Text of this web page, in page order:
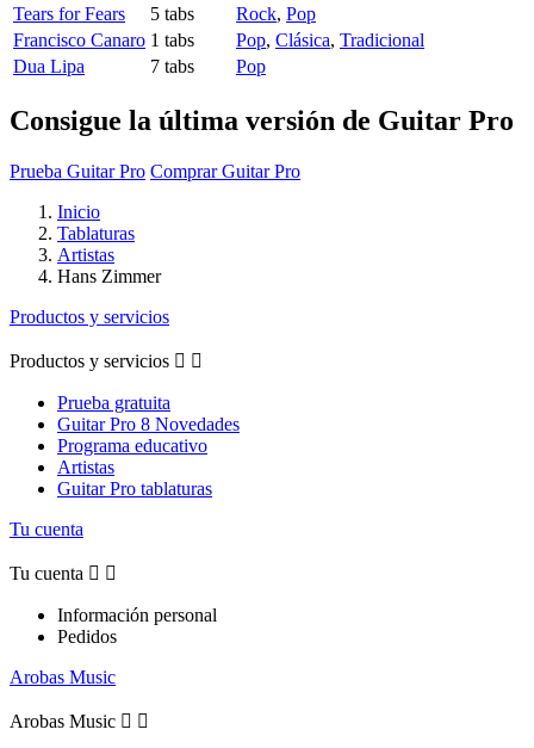
Tears for Fears
5 tabs Rock, Pop
Francisco Canaro 1 tabs Pop, Clásica, Tradicional
Dua Lipa
7 tabs Pop
Consigue la última versión de Guitar Pro
Prueba Guitar Pro Comprar Guitar Pro
Inicio
Tablaturas
Artistas
Hans Zimmer
Productos y servicios
Productos y servicios  
Prueba gratuita
Guitar Pro 8 Novedades
Programa educativo
Artistas
Guitar Pro tablaturas
Tu cuenta
Tu cuenta  
Información personal
Pedidos
Arobas Music
Arobas Music  